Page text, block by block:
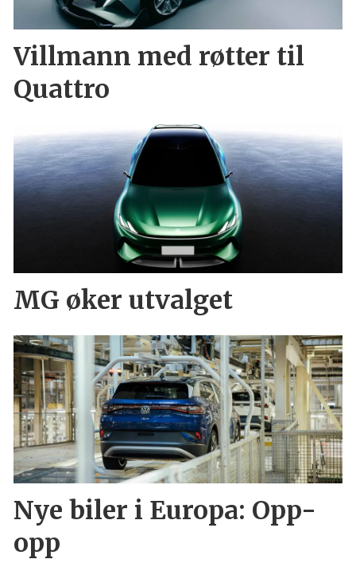
Villmann med røtter til
Quattro
MG øker utvalget
Nye biler i Europa: Opp-
opp